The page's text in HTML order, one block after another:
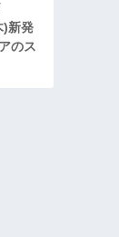
)新発
のス